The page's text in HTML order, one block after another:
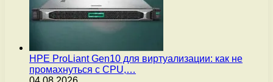
HPE ProLiant Gen10 для виртуализации: как не
промахнуться с CPU,…